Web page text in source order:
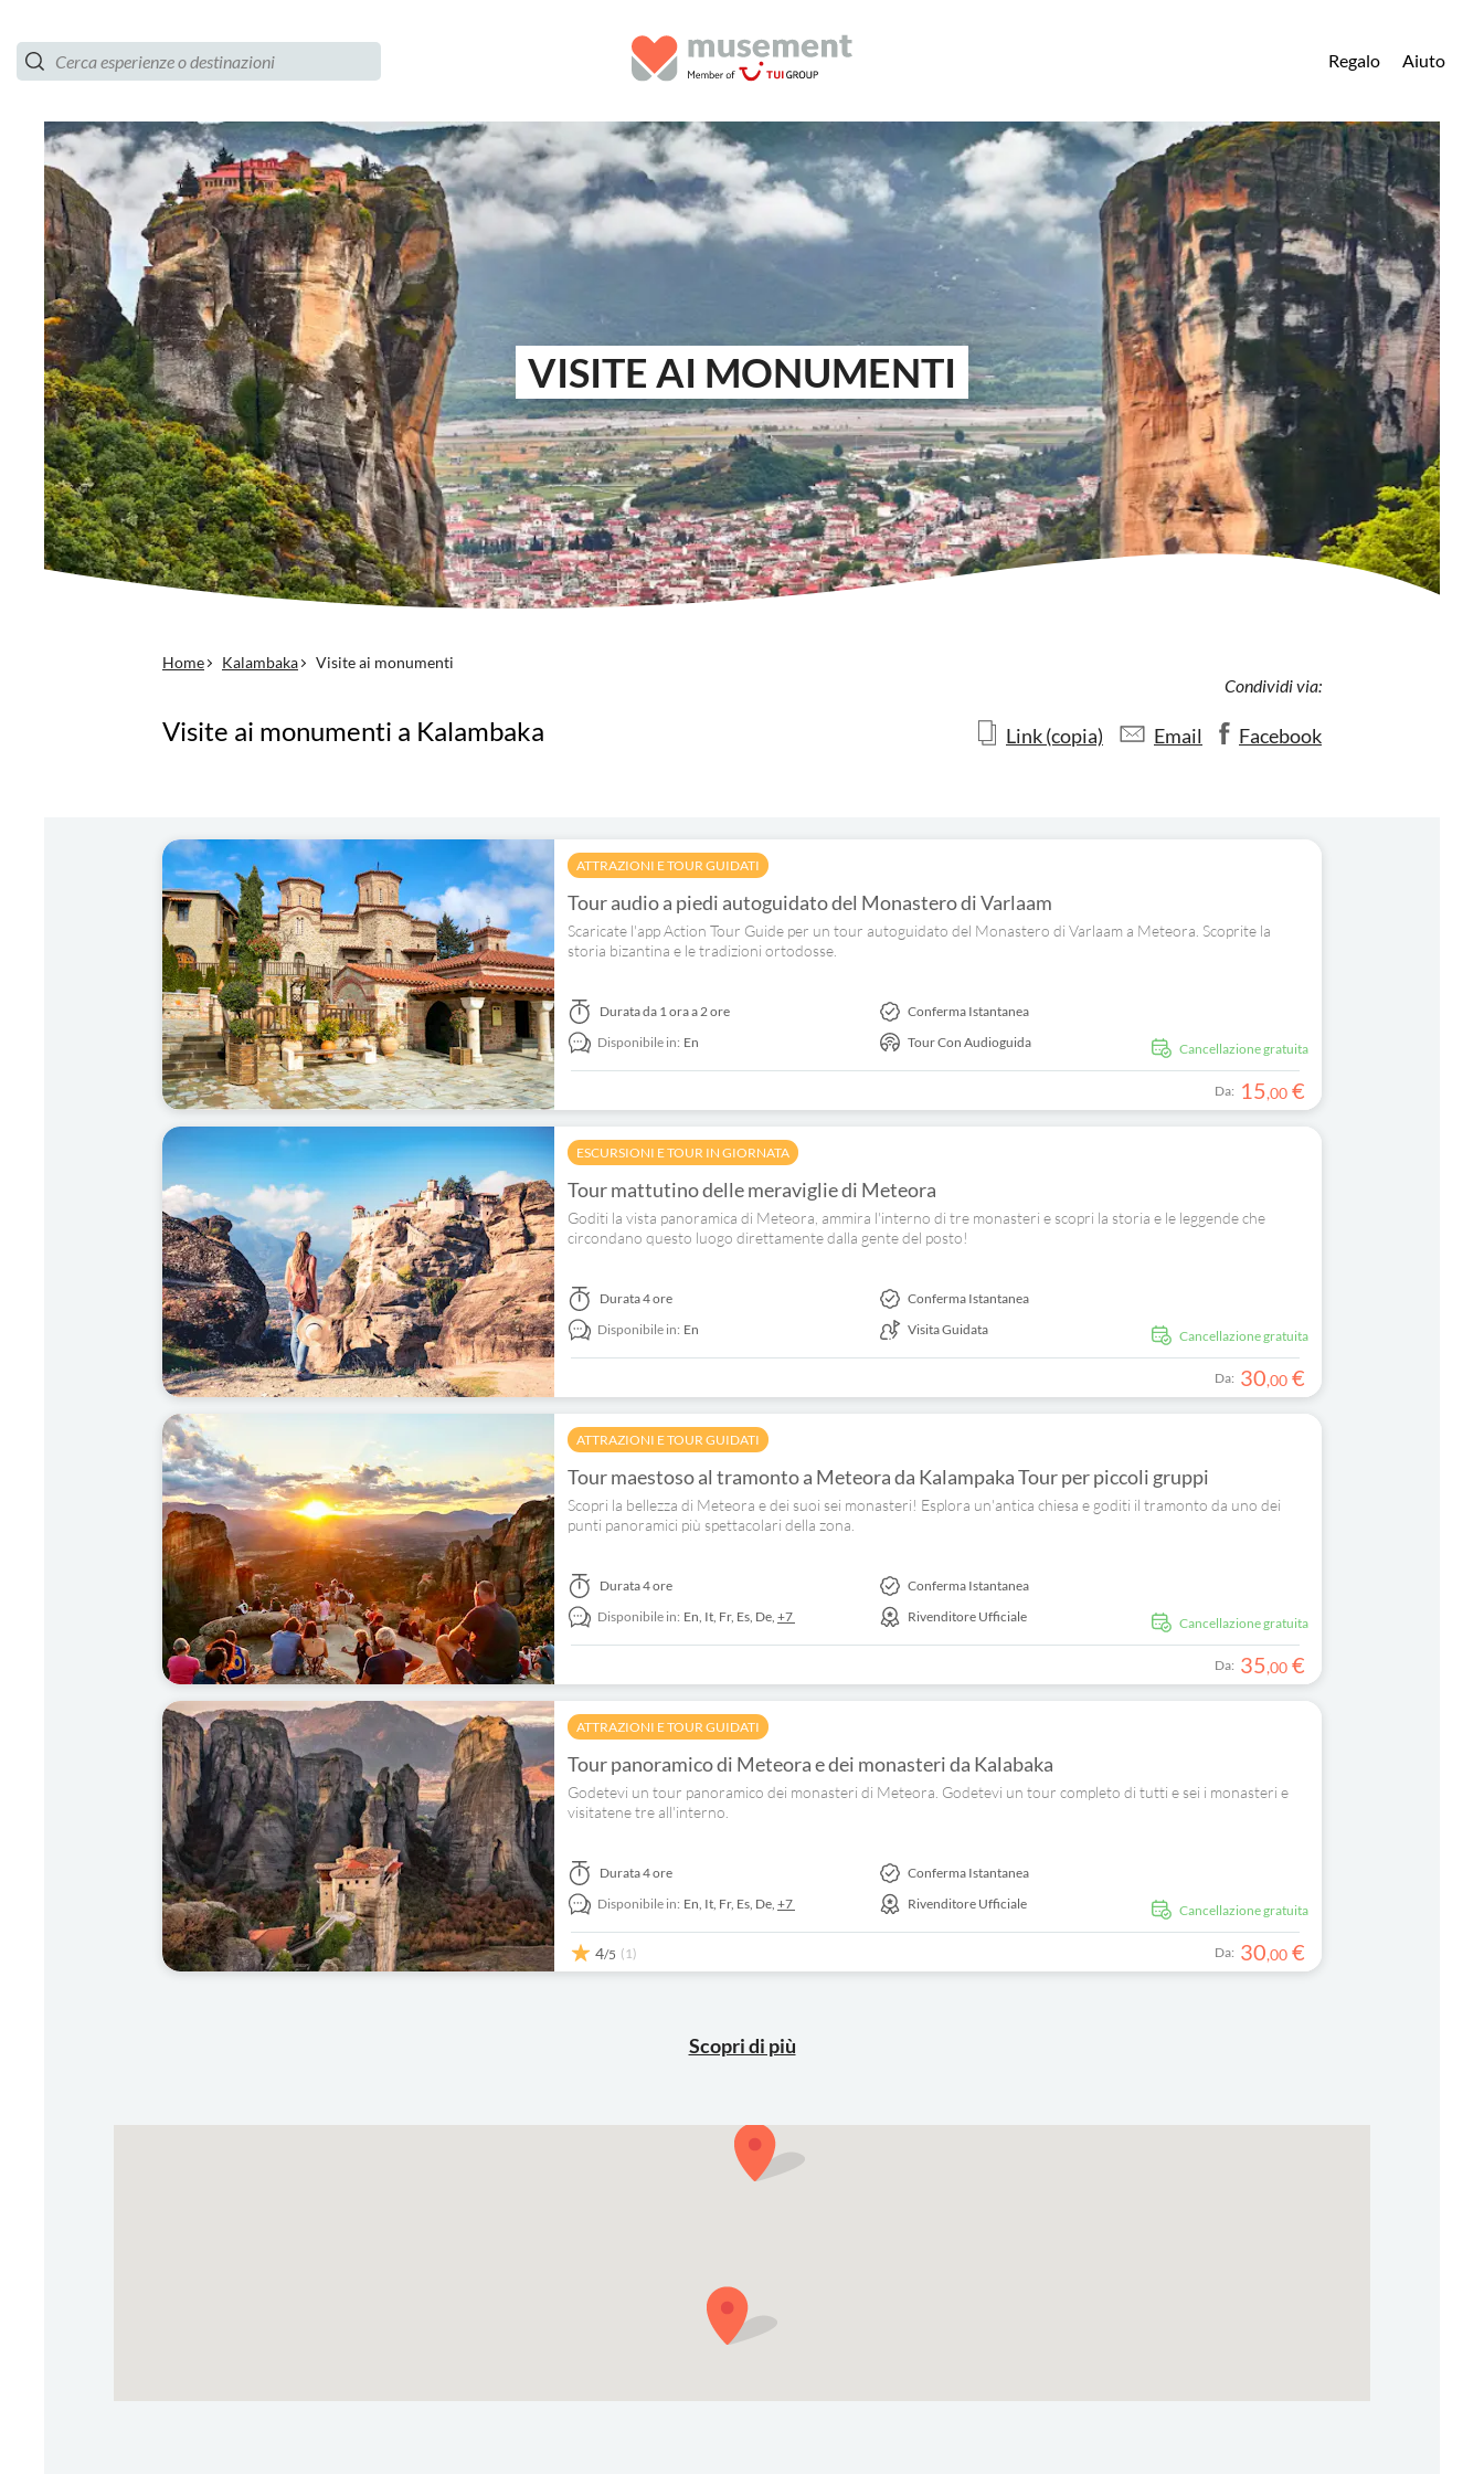
Regalo Aiuto
VISITE AI MONUMENTI
Home Kalambaka Visite ai monumenti
Visite ai monumenti a Kalambaka
Condividi via:
Link (copia) Email Facebook
ATTRAZIONI E TOUR GUIDATI
Tour audio a piedi autoguidato del Monastero di Varlaam
Scaricate l'app Action Tour Guide per un tour autoguidato del Monastero di Varlaam a Meteora. Scoprite la
storia bizantina e le tradizioni ortodosse.
Cancellazione gratuita
Duratada 1 ora a 2 ore
Disponibile in: En
Conferma Istantanea
Tour Con Audioguida
Da: 15,00 €
ESCURSIONI E TOUR IN GIORNATA
Tour mattutino delle meraviglie di Meteora
Goditi la vista panoramica di Meteora, ammira l'interno di tre monasteri e scopri la storia e le leggende che
circondano questo luogo direttamente dalla gente del posto!
Cancellazione gratuita
Durata4 ore
Disponibile in: En
Conferma Istantanea
Visita Guidata
Da: 30,00 €
ATTRAZIONI E TOUR GUIDATI
Tour maestoso al tramonto a Meteora da Kalampaka Tour per piccoli gruppi
Scopri la bellezza di Meteora e dei suoi sei monasteri! Esplora un'antica chiesa e goditi il tramonto da uno dei
punti panoramici più spettacolari della zona.
Cancellazione gratuita
Durata4 ore
Disponibile in: En, It, Fr, Es, De, +7
Conferma Istantanea
Rivenditore Ufficiale
Da: 35,00 €
ATTRAZIONI E TOUR GUIDATI
Tour panoramico di Meteora e dei monasteri da Kalabaka
Godetevi un tour panoramico dei monasteri di Meteora. Godetevi un tour completo di tutti e sei i monasteri e
visitatene tre all'interno.
Cancellazione gratuita
Durata4 ore
Disponibile in: En, It, Fr, Es, De, +7
Conferma Istantanea
Rivenditore Ufficiale
4/5 (1) Da: 30,00 €
Scopri di più